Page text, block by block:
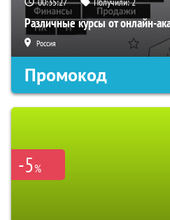
Различные курсы от онлайн-
Россия
Промокод
-5%